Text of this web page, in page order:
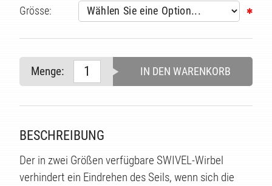
Grösse:
Menge: IN DEN WARENKORB
BESCHREIBUNG
Der in zwei Größen verfügbare SWIVEL-Wirbel
verhindert ein Eindrehen des Seils, wenn sich die